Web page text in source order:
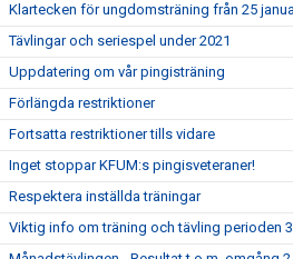
Klartecken för ungdomsträning från 25
Tävlingar och seriespel under 2021
Uppdatering om vår pingisträning
Förlängda restriktioner
Fortsatta restriktioner tills vidare
Inget stoppar KFUM:s pingisveteraner!
Respektera inställda träningar
Viktig info om träning och tävling perioden